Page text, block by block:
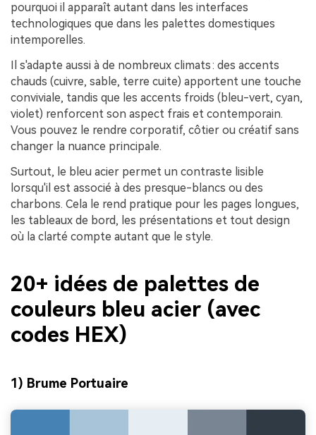
pourquoi il apparaît autant dans les interfaces
technologiques que dans les palettes domestiques
intemporelles.
Il s'adapte aussi à de nombreux climats : des accents
chauds (cuivre, sable, terre cuite) apportent une touche
conviviale, tandis que les accents froids (bleu-vert, cyan,
violet) renforcent son aspect frais et contemporain.
Vous pouvez le rendre corporatif, côtier ou créatif sans
changer la nuance principale.
Surtout, le bleu acier permet un contraste lisible
lorsqu'il est associé à des presque-blancs ou des
charbons. Cela le rend pratique pour les pages longues,
les tableaux de bord, les présentations et tout design
où la clarté compte autant que le style.
20+ idées de palettes de
couleurs bleu acier (avec
codes HEX)
1) Brume Portuaire